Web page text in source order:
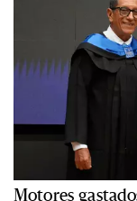
Motores